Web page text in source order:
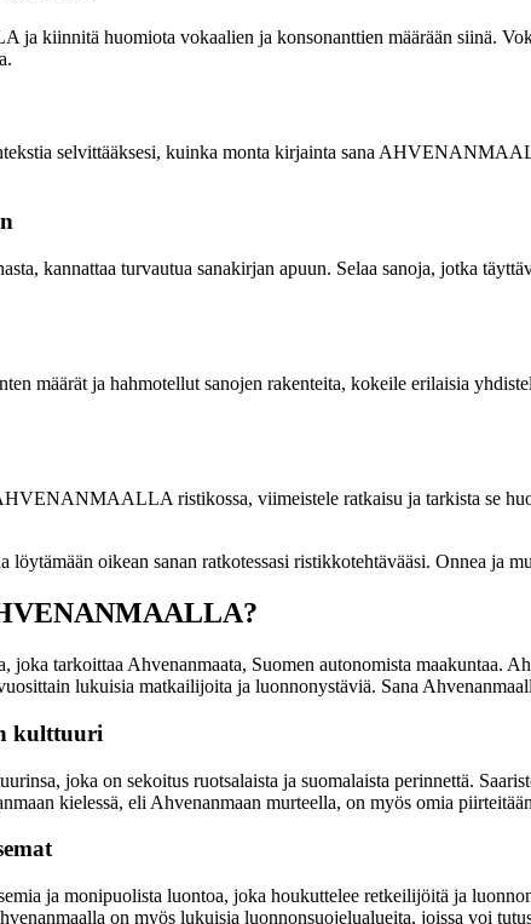
kiinnitä huomiota vokaalien ja konsonanttien määrään siinä.
selvittääksesi, kuinka monta kirjainta sana
kannattaa turvautua sanakirjan apuun. Selaa sanoja, jotka
määrät ja hahmotellut sanojen rakenteita, kokeile erilaisia
ristikossa, viimeistele ratkaisu ja tarkista se
löytämään oikean sanan ratkotessasi ristikkotehtävääsi. Onnea ja
joka tarkoittaa Ahvenanmaata, Suomen autonomista maakuntaa.
lukuisia matkailijoita ja luonnonystäviä. Sana
kulttuuri
joka on sekoitus ruotsalaista ja suomalaista perinnettä.
kielessä, eli Ahvenanmaan murteella, on myös omia
ja monipuolista luontoa, joka houkuttelee retkeilijöitä ja
on myös lukuisia luonnonsuojelualueita, joissa voi